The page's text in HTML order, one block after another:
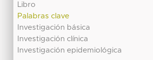
Libro
Palabras clave
Investigación básica
Investigación clínica
Investigación epidemiológica